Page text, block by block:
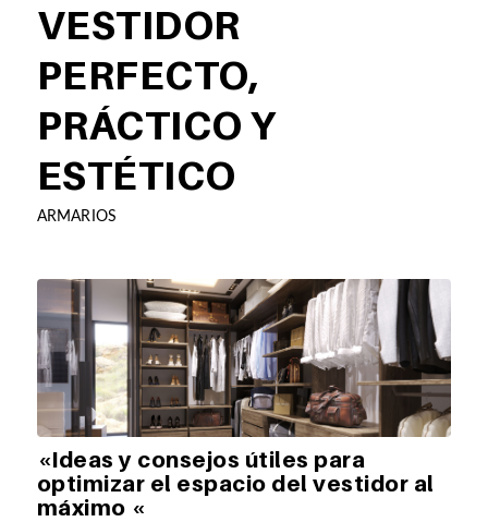
VESTIDOR
PERFECTO,
PRÁCTICO Y
ESTÉTICO
ARMARIOS
«Ideas y consejos útiles para
optimizar el espacio del vestidor al
máximo «